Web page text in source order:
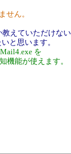
せん。
えていただけない
と思います。
を
機能が使えます。